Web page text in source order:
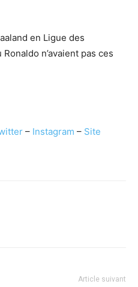
en Ligue des
n’avaient pas ces
– Instagram – Site
Article suivant